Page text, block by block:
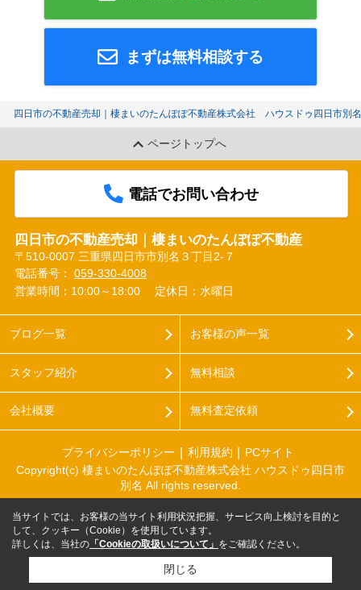
まずは無料相談する
四日市の不動産売却｜棲まいのたんぽぽ不動産株式会社 ハウスドゥ四日市別名
ページトップへ
電話でお問い合わせ
四日市の不動産売却｜棲まいのたんぽぽ不動産
〒510-0007 三重県四日市市別名３丁目2-７
電話番号： 059-330-4008
営業時間：10:00～18:00
定休日：水曜日
ブログ一覧
スタッフ紹介
会社概要
お客様の声一覧
無料相談
無料査定依頼
プライバシーポリシー 利用規約
PCサイト
Copyright(c) 棲まいのたんぽぽ不動産株式会社 ハウスドゥ四日市
別名 All rights reserved.
当サイトでは、お客様の当サイト利用状況把握、サービス向上検討を目的と
して、クッキー（Cookie）を使用しています。
詳しくは、当社の 「Cookieの取扱いについて」 をご確認ください。
閉じる